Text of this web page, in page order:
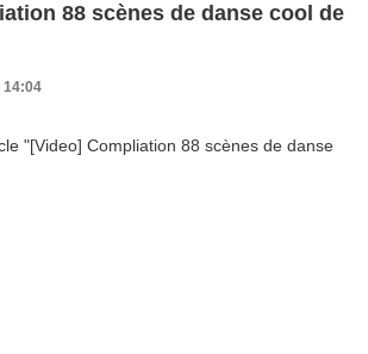
88 scènes de danse cool de
14:04